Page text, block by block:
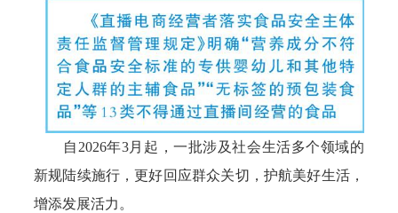
自2026年3月起，一批涉及社会生活多个领域的
新规陆续施行，更好回应群众关切，护航美好生活，
增添发展活力。